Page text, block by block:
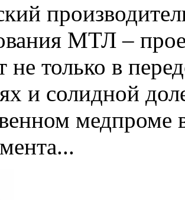
МТЛ –
не только в
и солидной
медпроме